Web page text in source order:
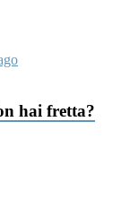
hai fretta?